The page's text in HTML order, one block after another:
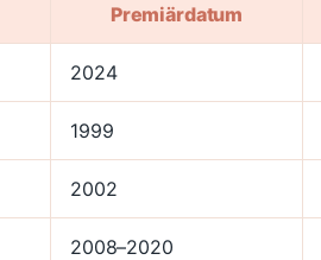
Premiärdatum
2024
1999
2002
2008–2020